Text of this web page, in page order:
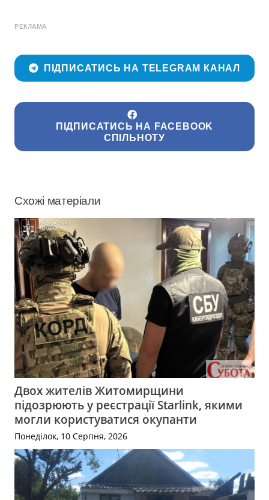
РЕКЛАМА
ПІДПИСАТИСЬ НА TELEGRAM КАНАЛ
ПІДПИСАТИСЬ НА FACEBOOK
СПІЛЬНОТУ
Схожі матеріали
Двох жителів Житомирщини
підозрюють у реєстрації Starlink, якими
могли користуватися окупанти
Понеділок, 10 Серпня, 2026